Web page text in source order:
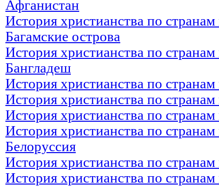
Афганистан
История христианства по
Багамские острова
История христианства по
Бангладеш
История христианства по
История христианства по
История христианства по
История христианства по
Белоруссия
История христианства по
История христианства по